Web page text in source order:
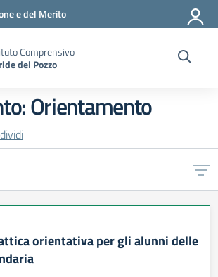
e del Merito
Comprensivo
del Pozzo
Orientamento
orientativa per gli alunni delle